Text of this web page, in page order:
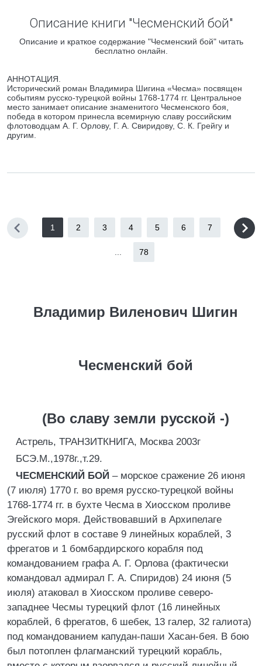
Описание книги "Чесменский бой"
Описание и краткое содержание "Чесменский бой" читать
бесплатно онлайн.
АННОТАЦИЯ.
Исторический роман Владимира Шигина «Чесма» посвящен
событиям русско-турецкой войны 1768-1774 гг. Центральное
место занимает описание знаменитого Чесменского боя,
победа в котором принесла всемирную славу российским
флотоводцам А. Г. Орлову, Г. А. Свиридову, С. К. Грейгу и
другим.
1 2 3 4 5 6 7
78
Владимир Виленович Шигин
Чесменский бой
(Во славу земли русской -)
Астрель, ТРАНЗИТКНИГА, Москва 2003г
БСЭ.М.,1978г.,т.29.
ЧЕСМЕНСКИЙ БОЙ – морское сражение 26 июня
(7 июля) 1770 г. во время русско-турецкой войны
1768-1774 гг. в бухте Чесма в Хиосском проливе
Эгейского моря. Действовавший в Архипелаге
русский флот в составе 9 линейных кораблей, 3
фрегатов и 1 бомбардирского корабля под
командованием графа А. Г. Орлова (фактически
командовал адмирал Г. А. Спиридов) 24 июня (5
июля) атаковал в Хиосском проливе северо-
западнее Чесмы турецкий флот (16 линейных
кораблей, 6 фрегатов, 6 шебек, 13 галер, 32 галиота)
под командованием капудан-паши Хасан-бея. В бою
был потоплен флагманский турецкий корабль,